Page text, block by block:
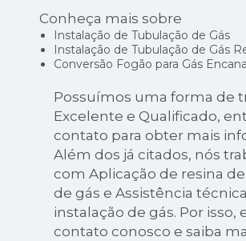
Conheça mais sobre
Instalação de Tubulação de Gás
Instalação de Tubulação de Gás
Conversão Fogão para Gás
Possuímos uma forma de
Excelente e Qualificado,
contato para obter mais
Além dos já citados, nós
com Aplicação de resina
de gás e Assistência
instalação de gás. Por isso,
contato conosco e saiba